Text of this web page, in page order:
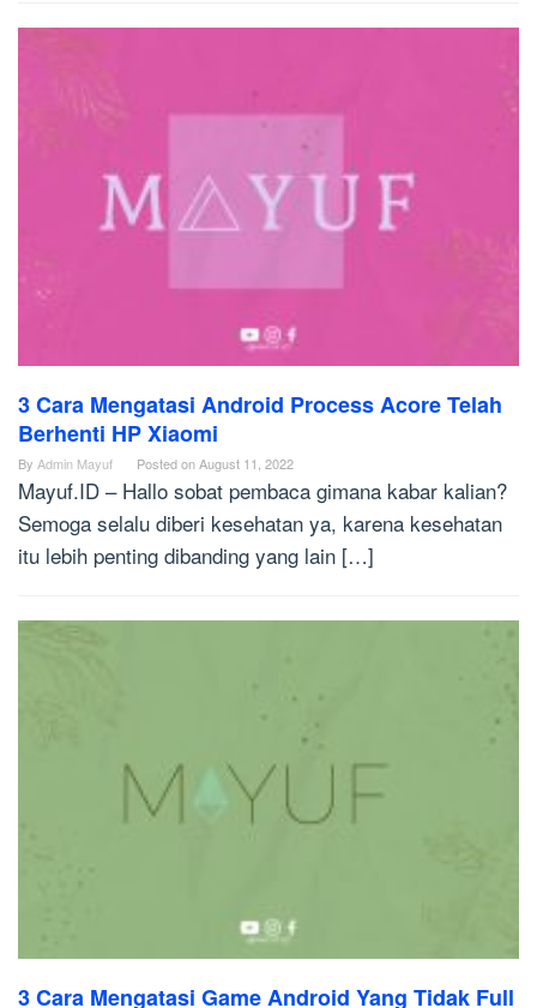
3 Cara Mengatasi Android Process Acore Telah
Berhenti HP Xiaomi
By Admin Mayuf Posted onAugust 11, 2022
Mayuf.ID – Hallo sobat pembaca gimana kabar kalian?
Semoga selalu diberi kesehatan ya, karena kesehatan
itu lebih penting dibanding yang lain […]
3 Cara Mengatasi Game Android Yang Tidak Full